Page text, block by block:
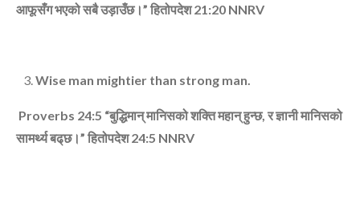
आफूसँग भएको सबै उड़ाउँछ।” हितोपदेश 21:20 NNRV
Wise man mightier than strong man.
Proverbs 24:5 “बुद्धिमान्‌ मानिसको शक्ति महान्‌ हुन्‍छ, र ज्ञानी मानिसको
सामर्थ्‍य बढ्‌छ।” हितोपदेश 24:5 NNRV